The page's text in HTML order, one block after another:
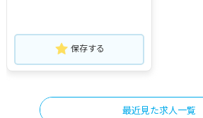
保存する
最近見た求人一覧